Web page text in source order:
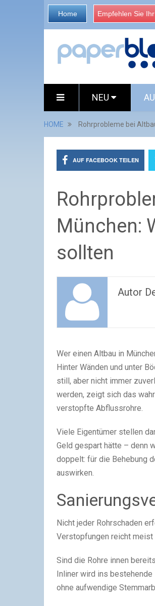
Home Empfehlen Sie
NEU
HOME Rohrprobleme bei
AUF FACEBOOK TEILEN
München:
sollten
Autor
Wer einen Altbau in
Hinter Wänden und unter
still, aber nicht immer
werden, zeigt sich das
verstopfte Abflussrohre.
Viele Eigentümer stellen
Geld gespart hätte – denn
doppelt: für die Behebung
auswirken.
Nicht jeder Rohrschaden
Verstopfungen reicht meist
Sind die Rohre innen
Inliner wird ins bestehende
ohne aufwendige